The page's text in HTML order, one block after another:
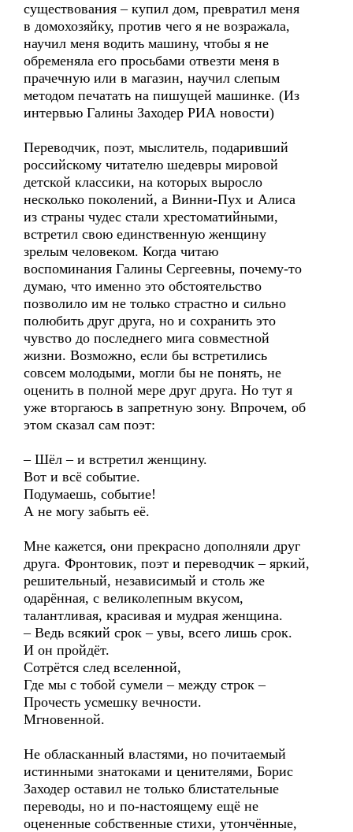
существования – купил дом, превратил меня
в домохозяйку, против чего я не возражала,
научил меня водить машину, чтобы я не
обременяла его просьбами отвезти меня в
прачечную или в магазин, научил слепым
методом печатать на пишущей машинке. (Из
интервью Галины Заходер РИА новости)
Переводчик, поэт, мыслитель, подаривший
российскому читателю шедевры мировой
детской классики, на которых выросло
несколько поколений, а Винни-Пух и Алиса
из страны чудес стали хрестоматийными,
встретил свою единственную женщину
зрелым человеком. Когда читаю
воспоминания Галины Сергеевны, почему-то
думаю, что именно это обстоятельство
позволило им не только страстно и сильно
полюбить друг друга, но и сохранить это
чувство до последнего мига совместной
жизни. Возможно, если бы встретились
совсем молодыми, могли бы не понять, не
оценить в полной мере друг друга. Но тут я
уже вторгаюсь в запретную зону. Впрочем, об
этом сказал сам поэт:
– Шёл – и встретил женщину.
Вот и всё событие.
Подумаешь, событие!
А не могу забыть её.
Мне кажется, они прекрасно дополняли друг
друга. Фронтовик, поэт и переводчик – яркий,
решительный, независимый и столь же
одарённая, с великолепным вкусом,
талантливая, красивая и мудрая женщина.
– Ведь всякий срок – увы, всего лишь срок.
И он пройдёт.
Сотрётся след вселенной,
Где мы с тобой сумели – между строк –
Прочесть усмешку вечности.
Мгновенной.
Не обласканный властями, но почитаемый
истинными знатоками и ценителями, Борис
Заходер оставил не только блистательные
переводы, но и по-настоящему ещё не
оцененные собственные стихи, утончённые,